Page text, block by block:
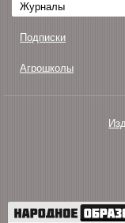
Журналы
Подписки
Агрошколы